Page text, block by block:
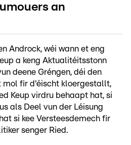
an
Androck, wéi wann et eng
a keng Aktualitéitsstonn
deene Gréngen, déi den
mol fir d'éischt kloergestallt,
Keup virdru behaapt hat, si
als Deel vun der Léisung
si kee Versteesdemech fir
senger Ried.